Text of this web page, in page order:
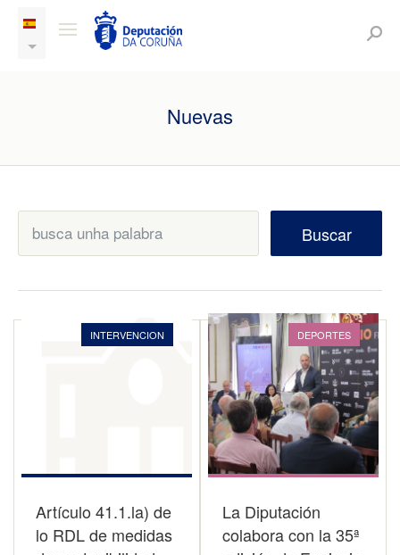
Nuevas
Buscar
INTERVENCION
Artículo 41.1.la) de
lo RDL de medidas
DEPORTES
La Diputación
colabora con la 35ª